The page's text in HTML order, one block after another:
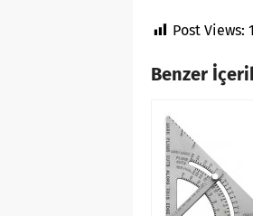
Post Views:
Benzer